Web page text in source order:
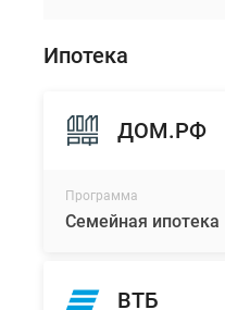
Ипотека
ДОМ.РФ
Программа
Семейная ипотека
ВТБ